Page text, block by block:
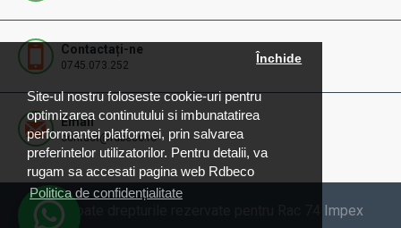
Site-ul nostru foloseste cookie-uri pentru
optimizarea continutului si imbunatatirea
performantei platformei, prin salvarea
preferintelor utilizatorilor. Pentru detalii, va
rugam sa accesati pagina web Rdbeco
Politica de confidențialitate
Închide
Contactați-ne
0745.073.252
Email
contact@rdbeco.ro
© 2025 Toate drepturile rezervate pentru Rac 74 Impex